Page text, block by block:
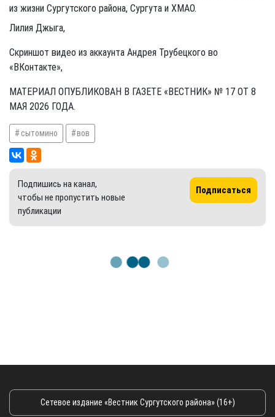
из жизни Сургутского района, Сургута и ХМАО.
Лилия Джыга,
Скриншот видео из аккаунта Андрея Трубецкого во
«ВКонтакте»,
МАТЕРИАЛ ОПУБЛИКОВАН В ГАЗЕТЕ «ВЕСТНИК» № 17 ОТ 8
МАЯ 2026 ГОДА.
сытомино вов
Подпишись на канал,
чтобы не пропустить новые
публикации
Подписаться
Сетевое издание «Вестник Сургутского района» (16+)